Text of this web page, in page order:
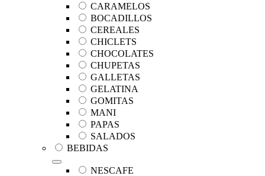
CARAMELOS
BOCADILLOS
CEREALES
CHICLETS
CHOCOLATES
CHUPETAS
GALLETAS
GELATINA
GOMITAS
MANI
PAPAS
SALADOS
BEBIDAS
NESCAFE